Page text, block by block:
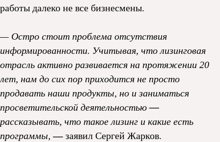
работы далеко не все бизнесмены.
— Остро стоит проблема отсутствия
информированности. Учитывая, что лизинговая
отрасль активно развивается на протяжении 20
лет, нам до сих пор приходится не просто
продавать наши продукты, но и заниматься
просветительской деятельностью—
рассказывать, что такое лизинг и какие есть
программы,—заявил Сергей Жарков.